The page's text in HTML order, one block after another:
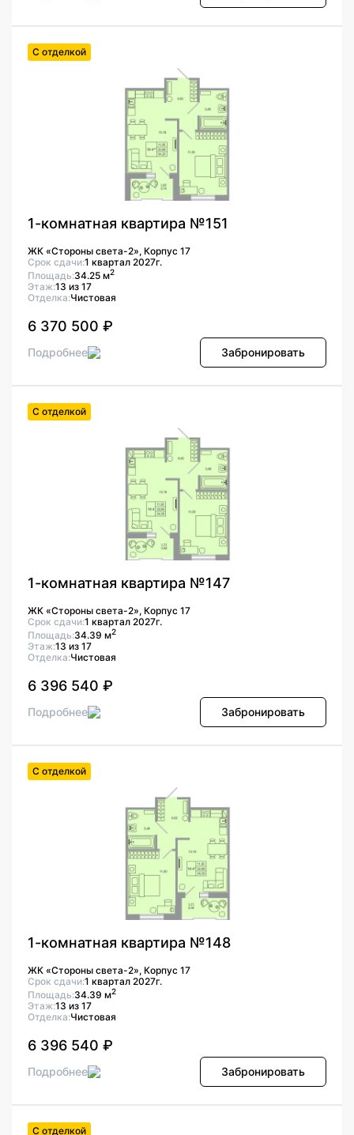
С отделкой
1-комнатная квартира №151
ЖК «Стороны света-2», Корпус 17
Срок сдачи:1 квартал 2027г.
Площадь:34.25 м2
Этаж:13 из 17
Отделка:Чистовая
6 370 500 ₽
Подробнее Забронировать
С отделкой
1-комнатная квартира №147
ЖК «Стороны света-2», Корпус 17
Срок сдачи:1 квартал 2027г.
Площадь:34.39 м2
Этаж:13 из 17
Отделка:Чистовая
6 396 540 ₽
Подробнее Забронировать
С отделкой
1-комнатная квартира №148
ЖК «Стороны света-2», Корпус 17
Срок сдачи:1 квартал 2027г.
Площадь:34.39 м2
Этаж:13 из 17
Отделка:Чистовая
6 396 540 ₽
Подробнее Забронировать
С отделкой